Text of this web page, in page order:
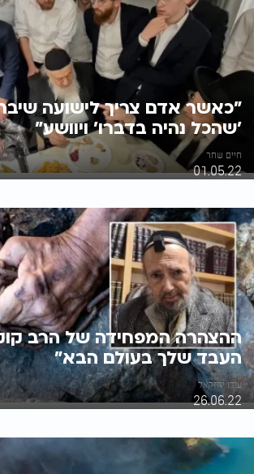
"כאשר אדם צריך לישועה
'שהכל נהיה בדברו' ויוושע"
חיים שחר
01.05.22
ההצהרה המפחידה של הרב
העבד שלך בעולם הבא"
עידו יחזקאל
26.06.22